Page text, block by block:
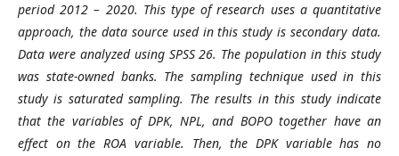
period 2012 – 2020. This type of research uses a quantitative
approach, the data source used in this study is secondary data.
Data were analyzed using SPSS 26. The population in this study
was state-owned banks. The sampling technique used in this
study is saturated sampling. The results in this study indicate
that the variables of DPK, NPL, and BOPO together have an
effect on the ROA variable. Then, the DPKvariable has no